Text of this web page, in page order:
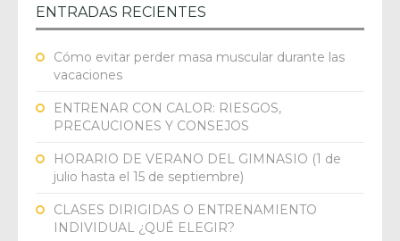
ENTRADAS RECIENTES
Cómo evitar perder masa muscular durante las
vacaciones
ENTRENAR CON CALOR: RIESGOS,
PRECAUCIONES Y CONSEJOS
HORARIO DE VERANO DEL GIMNASIO (1 de
julio hasta el 15 de septiembre)
CLASES DIRIGIDAS O ENTRENAMIENTO
INDIVIDUAL ¿QUÉ ELEGIR?